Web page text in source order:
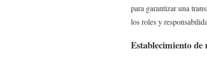
para garantizar una
los roles y
Establecimiento de